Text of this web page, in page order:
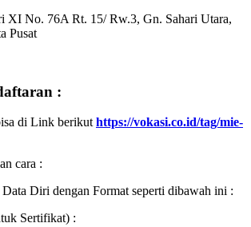
XI No. 76A Rt. 15/ Rw.3, Gn. Sahari Utara,
Pusat
:
di Link berikuthttps://vokasi.co.id/tag/mie-
cara :
Diri dengan Format seperti dibawah ini :
Sertifikat) :